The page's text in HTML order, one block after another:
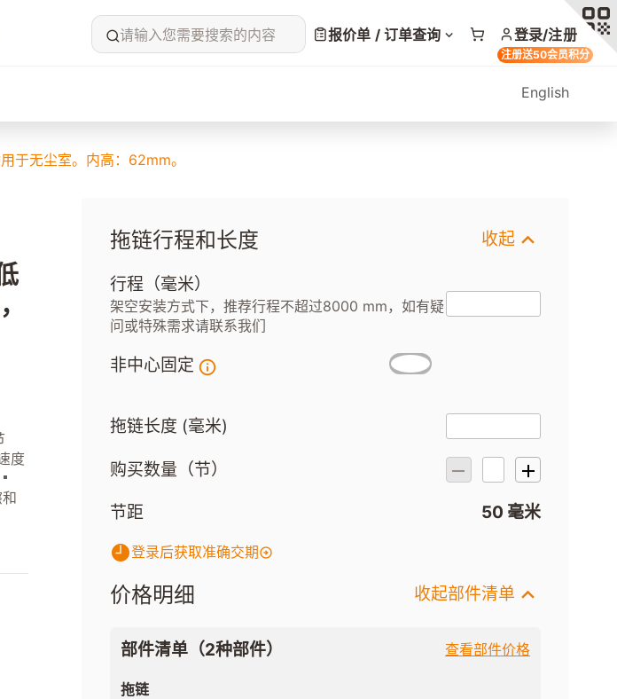
请输入您需要搜索的内容 报价单 / 订单查询 登录/注册
注册送50会员积分
English
于无尘室。内高：62mm。
度
拖链行程和长度 收起
行程（毫米）
架空安装方式下，推荐行程不超过8000 mm，如有疑
问或特殊需求请联系我们
非中心固定
拖链长度 (毫米)
购买数量（节）
节距 50 毫米
登录后获取准确交期
价格明细 收起部件清单
部件清单（2种部件） 查看部件价格
拖链